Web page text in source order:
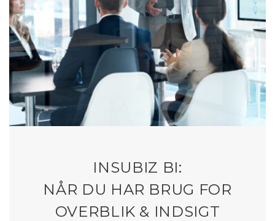
INSUBIZ BI:
NÅR DU HAR BRUG FOR
OVERBLIK & INDSIGT